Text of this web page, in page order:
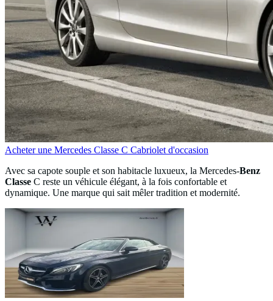
Acheter une Mercedes Classe C Cabriolet d'occasion
Avec sa capote souple et son habitacle luxueux, la Mercedes-Benz
Classe C reste un véhicule élégant, à la fois confortable et
dynamique. Une marque qui sait mêler tradition et modernité.